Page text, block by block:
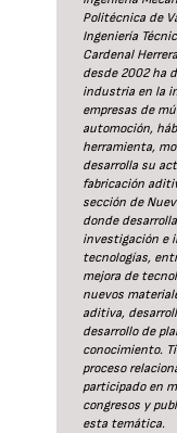
Politécnica de
Ingeniería
Cardenal
desde 2002 ha
industria en la
empresas de
automoción,
herramienta,
desarrolla su
fabricación
sección de
donde
investigación e
tecnologías,
mejora de
nuevos
aditiva,
desarrollo de
conocimiento.
proceso
participado en
congresos y
esta temática.